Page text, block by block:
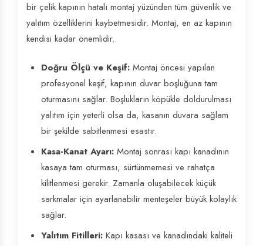
bir çelik kapının hatalı montaj yüzünden tüm güvenlik ve
yalıtım özelliklerini kaybetmesidir. Montaj, en az kapının
kendisi kadar önemlidir.
Doğru Ölçü ve Keşif: Montaj öncesi yapılan
profesyonel keşif, kapının duvar boşluğuna tam
oturmasını sağlar. Boşlukların köpükle doldurulması
yalıtım için yeterli olsa da, kasanın duvara sağlam
bir şekilde sabitlenmesi esastır.
Kasa-Kanat Ayarı: Montaj sonrası kapı kanadının
kasaya tam oturması, sürtünmemesi ve rahatça
kilitlenmesi gerekir. Zamanla oluşabilecek küçük
sarkmalar için ayarlanabilir menteşeler büyük kolaylık
sağlar.
Yalıtım Fitilleri: Kapı kasası ve kanadındaki kaliteli